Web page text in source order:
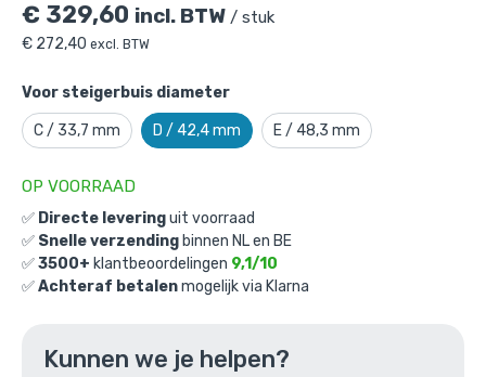
€ 329,60 incl. BTW / stuk
€ 272,40 excl. BTW
Voor steigerbuis diameter
C / 33,7 mm D / 42,4 mm E / 48,3 mm
OP VOORRAAD
✅ Directe leveringuit voorraad
✅ Snelle verzending binnen NL en BE
✅3500+ klantbeoordelingen 9,1/10
✅Achteraf betalenmogelijk via Klarna
Kunnen we je helpen?
Doos Kort T-stuk - variabele hoek 0° -
11°-D / 42,4 mm (30 stuks)
Productnummer: D101002SD
€329,60 incl. BTW/ stuk
€272,40 excl. BTW
of verder winkelen